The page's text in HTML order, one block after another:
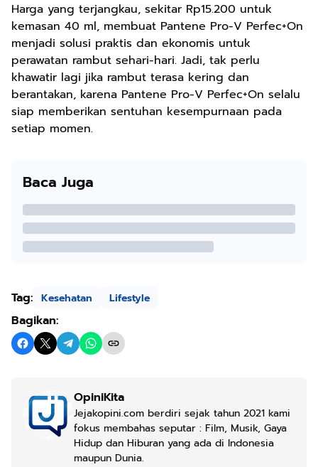
Harga yang terjangkau, sekitar Rp15.200 untuk
kemasan 40 ml, membuat Pantene Pro-V Perfec+On
menjadi solusi praktis dan ekonomis untuk
perawatan rambut sehari-hari. Jadi, tak perlu
khawatir lagi jika rambut terasa kering dan
berantakan, karena Pantene Pro-V Perfec+On selalu
siap memberikan sentuhan kesempurnaan pada
setiap momen.
Baca Juga
Tag: Kesehatan Lifestyle
Bagikan:
OpiniKita
Jejakopini.com berdiri sejak tahun 2021 kami
fokus membahas seputar : Film, Musik, Gaya
Hidup dan Hiburan yang ada di Indonesia
maupun Dunia.